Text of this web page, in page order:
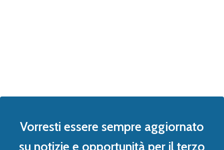
Vorresti essere sempre aggiornato
su notizie e opportunità per il terzo